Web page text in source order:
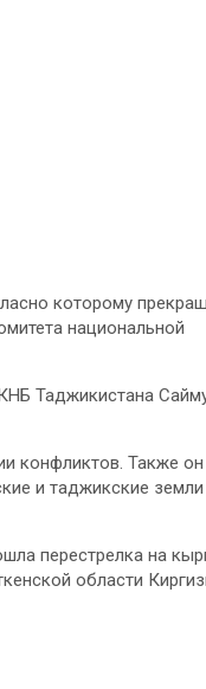
которому
национальной
Таджикистана
конфликтов. Также
и таджикские
перестрелка на
области